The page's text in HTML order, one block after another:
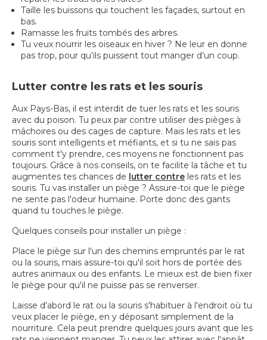
Taille les buissons qui touchent les façades, surtout en
bas.
Ramasse les fruits tombés des arbres.
Tu veux nourrir les oiseaux en hiver ? Ne leur en donne
pas trop, pour qu’ils puissent tout manger d’un coup.
Lutter contre les rats et les souris
Aux Pays-Bas, il est interdit de tuer les rats et les souris
avec du poison. Tu peux par contre utiliser des pièges à
mâchoires ou des cages de capture. Mais les rats et les
souris sont intelligents et méfiants, et si tu ne sais pas
comment t'y prendre, ces moyens ne fonctionnent pas
toujours. Grâce à nos conseils, on te facilite la tâche et tu
augmentes tes chances de lutter contre les rats et les
souris. Tu vas installer un piège ? Assure-toi que le piège
ne sente pas l'odeur humaine. Porte donc des gants
quand tu touches le piège.
Quelques conseils pour installer un piège :
Place le piège sur l'un des chemins empruntés par le rat
ou la souris, mais assure-toi qu'il soit hors de portée des
autres animaux ou des enfants. Le mieux est de bien fixer
le piège pour qu'il ne puisse pas se renverser.
Laisse d'abord le rat ou la souris s'habituer à l'endroit où tu
veux placer le piège, en y déposant simplement de la
nourriture. Cela peut prendre quelques jours avant que les